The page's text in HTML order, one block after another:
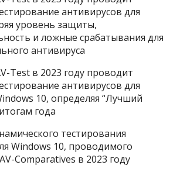
антивирусов для
уровень защиты,
и ложные срабатывания для
антивируса
Test в 2023 году проводит
антивирусов для
10, определяя “Лучший
года
тестирования
Windows 10, проводимого
Comparatives в 2023 году